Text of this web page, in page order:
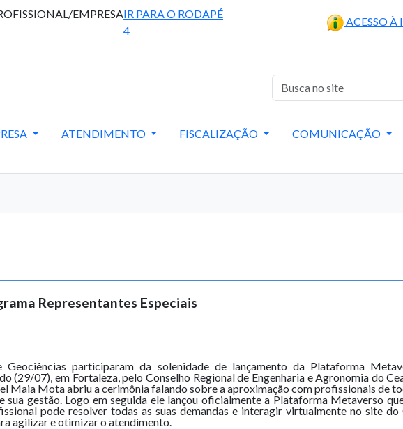
EMPRESAIR PARA O RODAPÉ
4
ACESSO
ATENDIMENTO FISCALIZAÇÃO COMUNICAÇÃO
Representantes Especiais
Geociências participaram da solenidade de lançamento da Plataforma
(29/07), em Fortaleza, pelo Conselho Regional de Engenharia e Agronomia do
Maia Mota abriu a cerimônia falando sobre a aproximação com profissionais de
sua gestão. Logo em seguida ele lançou oficialmente a Plataforma Metaverso
pode resolver todas as suas demandas e interagir virtualmente no site do
agilizar e otimizar o atendimento.